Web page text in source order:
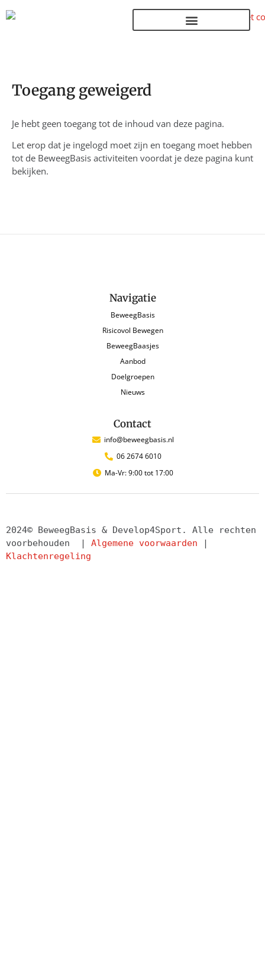
Toegang geweigerd
Je hebt geen toegang tot de inhoud van deze pagina.
Let erop dat je ingelogd moet zijn en toegang moet hebben
tot de BeweegBasis activiteiten voordat je deze pagina kunt
bekijken.
Navigatie
BeweegBasis
Risicovol Bewegen
BeweegBaasjes
Aanbod
Doelgroepen
Nieuws
Contact
info@beweegbasis.nl
06 2674 6010
Ma-Vr: 9:00 tot 17:00
2024© BeweegBasis & Develop4Sport. Alle rechten
voorbehouden  | Algemene voorwaarden
Klachtenregeling